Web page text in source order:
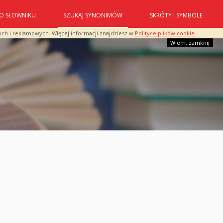
i reklamowych. Więcej informacji znajdziesz w Polityce plików cookie.
Wiem, zamknij
O SŁOWNIKU SZUKAJ SYNONIMÓW SKRÓTY I SYMBOLE